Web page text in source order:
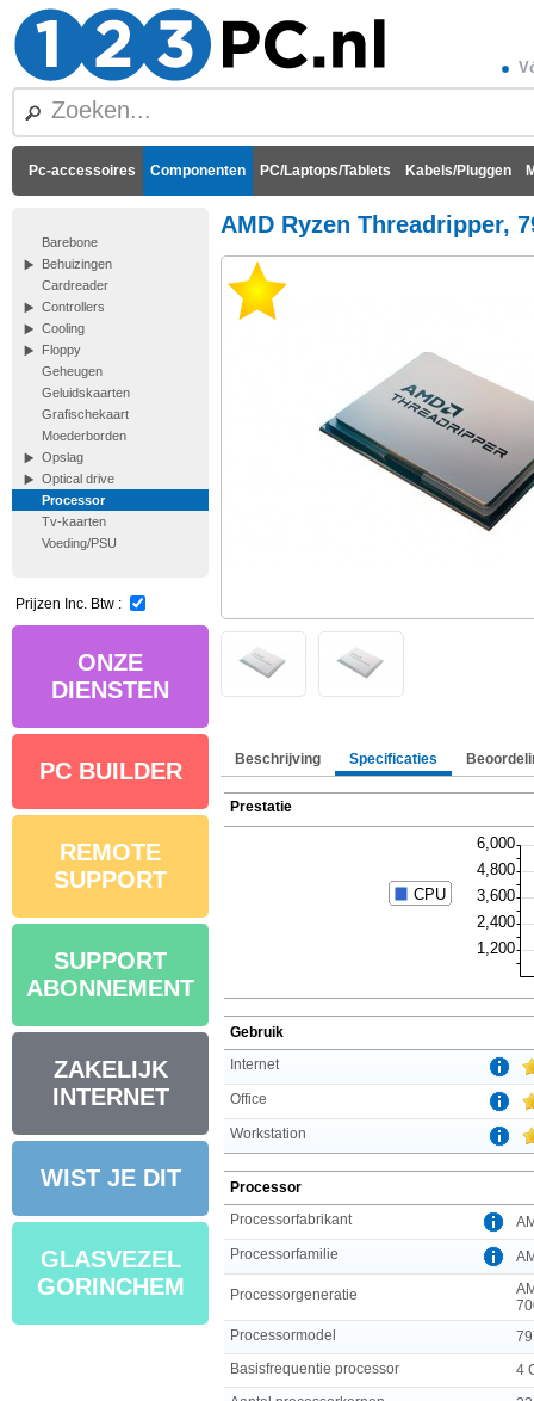
Pc-accessoires Componenten PC/Laptops/Tablets Kabels/Pluggen
Barebone
Behuizingen
Cardreader
Controllers
Cooling
Floppy
Geheugen
Geluidskaarten
Grafischekaart
Moederborden
Opslag
Optical drive
Processor
Tv-kaarten
Voeding/PSU
Prijzen Inc. Btw :
ONZE
DIENSTEN
PC BUILDER
REMOTE
SUPPORT
SUPPORT
ABONNEMENT
ZAKELIJK
INTERNET
WIST JE DIT
GLASVEZEL
GORINCHEM
AMD Ryzen Threadripper,
Beschrijving Specificaties
Prestatie
Gebruik
Internet
Office
Workstation
Processor
Processorfabrikant
Processorfamilie
Processorgeneratie
Processormodel
Basisfrequentie processor
4